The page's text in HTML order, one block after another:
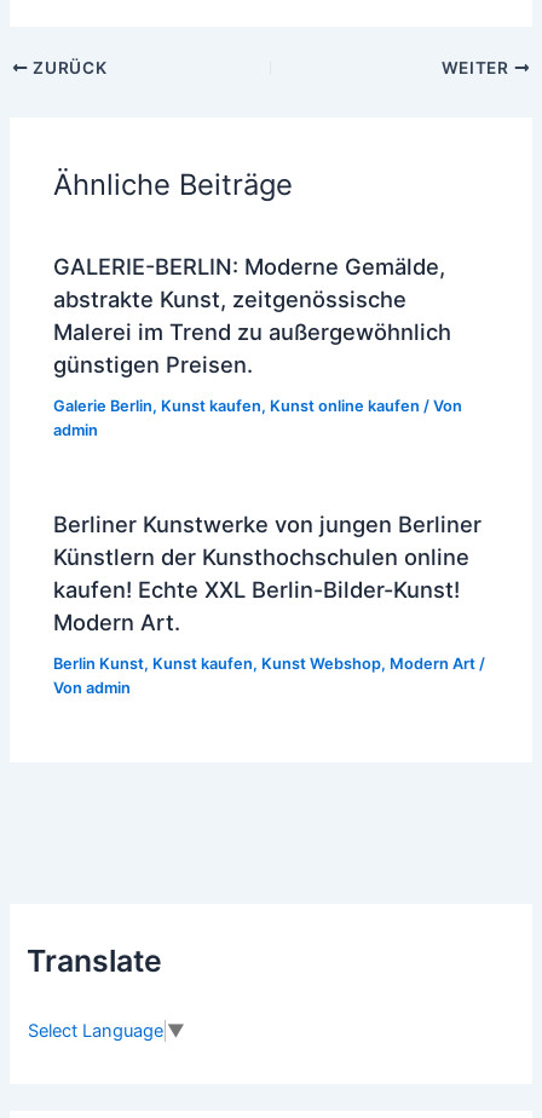
ZURÜCK WEITER
Ähnliche Beiträge
GALERIE-BERLIN: Moderne Gemälde,
abstrakte Kunst, zeitgenössische
Malerei im Trend zu außergewöhnlich
günstigen Preisen.
Galerie Berlin, Kunst kaufen, Kunst online kaufen / Von
admin
Berliner Kunstwerke von jungen Berliner
Künstlern der Kunsthochschulen online
kaufen! Echte XXL Berlin-Bilder-Kunst!
Modern Art.
Berlin Kunst, Kunst kaufen, Kunst Webshop, Modern Art /
Vonadmin
Translate
Select Language ▼